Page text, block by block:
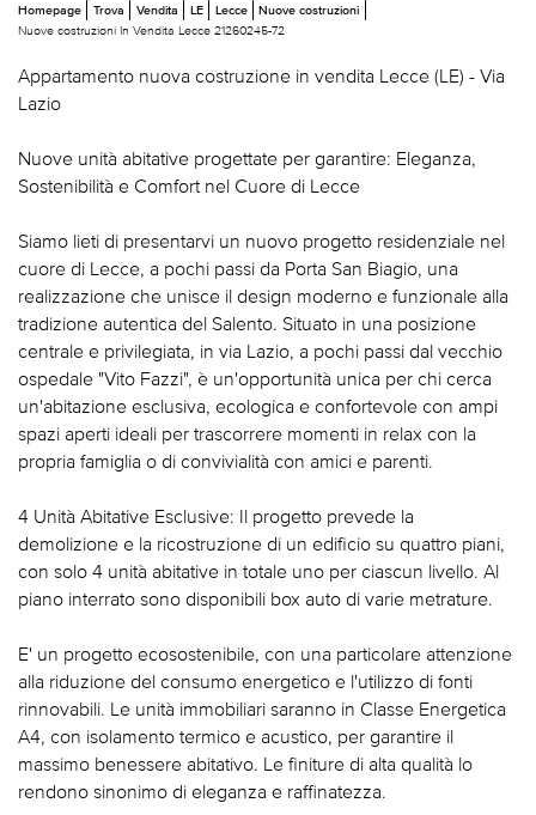
Homepage Trova Vendita LE Lecce
Nuove costruzioni
Nuove costruzioni In Vendita Lecce 21260245-72
Appartamento nuova costruzione in vendita Lecce (LE) - Via
Lazio
Nuove unità abitative progettate per garantire: Eleganza,
Sostenibilità e Comfort nel Cuore di Lecce
Siamo lieti di presentarvi un nuovo progetto residenziale nel
cuore di Lecce, a pochi passi da Porta San Biagio, una
realizzazione che unisce il design moderno e funzionale alla
tradizione autentica del Salento. Situato in una posizione
centrale e privilegiata, in via Lazio, a pochi passi dal vecchio
ospedale "Vito Fazzi", è un'opportunità unica per chi cerca
un'abitazione esclusiva, ecologica e confortevole con ampi
spazi aperti ideali per trascorrere momenti in relax con la
propria famiglia o di convivialità con amici e parenti.
4 Unità Abitative Esclusive: Il progetto prevede la
demolizione e la ricostruzione di un edificio su quattro piani,
con solo 4 unità abitative in totale uno per ciascun livello. Al
piano interrato sono disponibili box auto di varie metrature.
E' un progetto ecosostenibile, con una particolare attenzione
alla riduzione del consumo energetico e l'utilizzo di fonti
rinnovabili. Le unità immobiliari saranno in Classe Energetica
A4, con isolamento termico e acustico, per garantire il
massimo benessere abitativo. Le finiture di alta qualità lo
rendono sinonimo di eleganza e raffinatezza.